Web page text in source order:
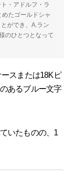
・アドルフ・ラ
たゴールドシャ
ができ、A.ラン
のひとつとなって
スまたは18Kピ
あるブルー文字
いたものの、1